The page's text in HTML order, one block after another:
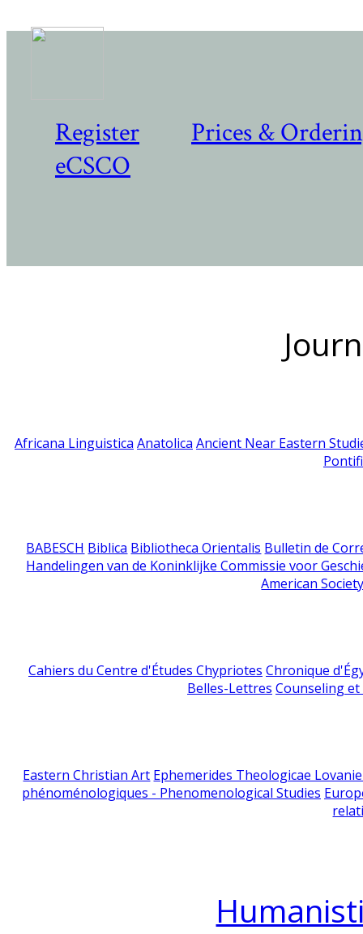
Register
Prices &
eCSCO
Africana Linguistica Anatolica Ancient Near Eastern
BABESCH Biblica Bibliotheca Orientalis Bulletin de
Handelingen van de Koninklijke Commissie voor
American
Cahiers du Centre d'Études Chypriotes Chronique
Belles-Lettres Counseling
Eastern Christian Art Ephemerides Theologicae
phénoménologiques - Phenomenological Studies